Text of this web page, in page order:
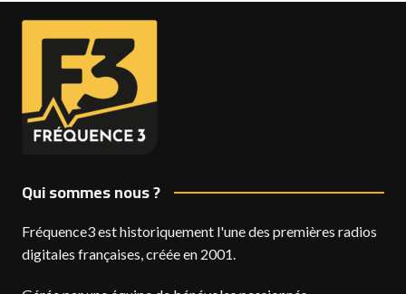
Qui sommes nous ?
Fréquence3 est historiquement l'une des premières radios
digitales françaises, créée en 2001.